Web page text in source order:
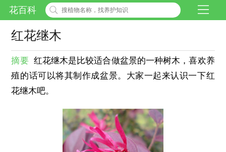
花百科
红花继木
摘要 红花继木是比较适合做盆景的一种树木，喜欢养
殖的话可以将其制作成盆景。大家一起来认识一下红
花继木吧。